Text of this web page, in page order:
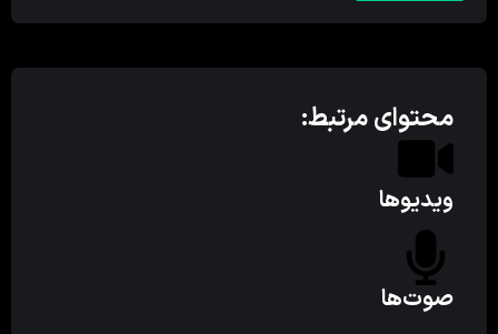
محتوای مرتبط:
ویدیوها
صوت‌ها